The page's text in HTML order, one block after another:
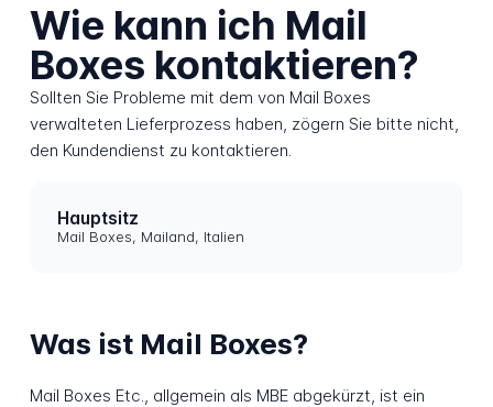
Wie kann ich Mail
Boxes kontaktieren?
Sollten Sie Probleme mit dem von Mail Boxes
verwalteten Lieferprozess haben, zögern Sie bitte nicht,
den Kundendienst zu kontaktieren.
Hauptsitz
Mail Boxes, Mailand, Italien
Was ist Mail Boxes?
Mail Boxes Etc., allgemein als MBE abgekürzt, ist ein